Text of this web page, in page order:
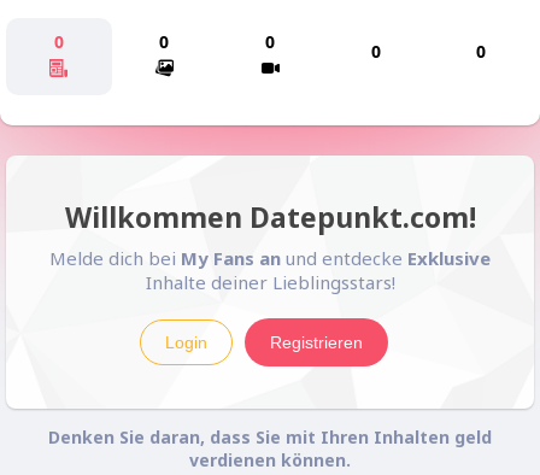
0 0 0 0 0
Willkommen Datepunkt.com!
Melde dich bei My Fans an und entdecke Exklusive
Inhalte deiner Lieblingsstars!
Login Registrieren
Denken Sie daran, dass Sie mit Ihren Inhalten geld
verdienen können.